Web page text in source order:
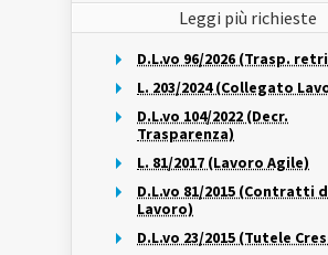
Leggi più richieste
D.L.vo 96/2026 (Trasp.
L. 203/2024 (Collegato
D.L.vo 104/2022 (Decr.
Trasparenza)
L. 81/2017 (Lavoro Agile)
D.L.vo 81/2015 (Contratti
Lavoro)
D.L.vo 23/2015 (Tutele